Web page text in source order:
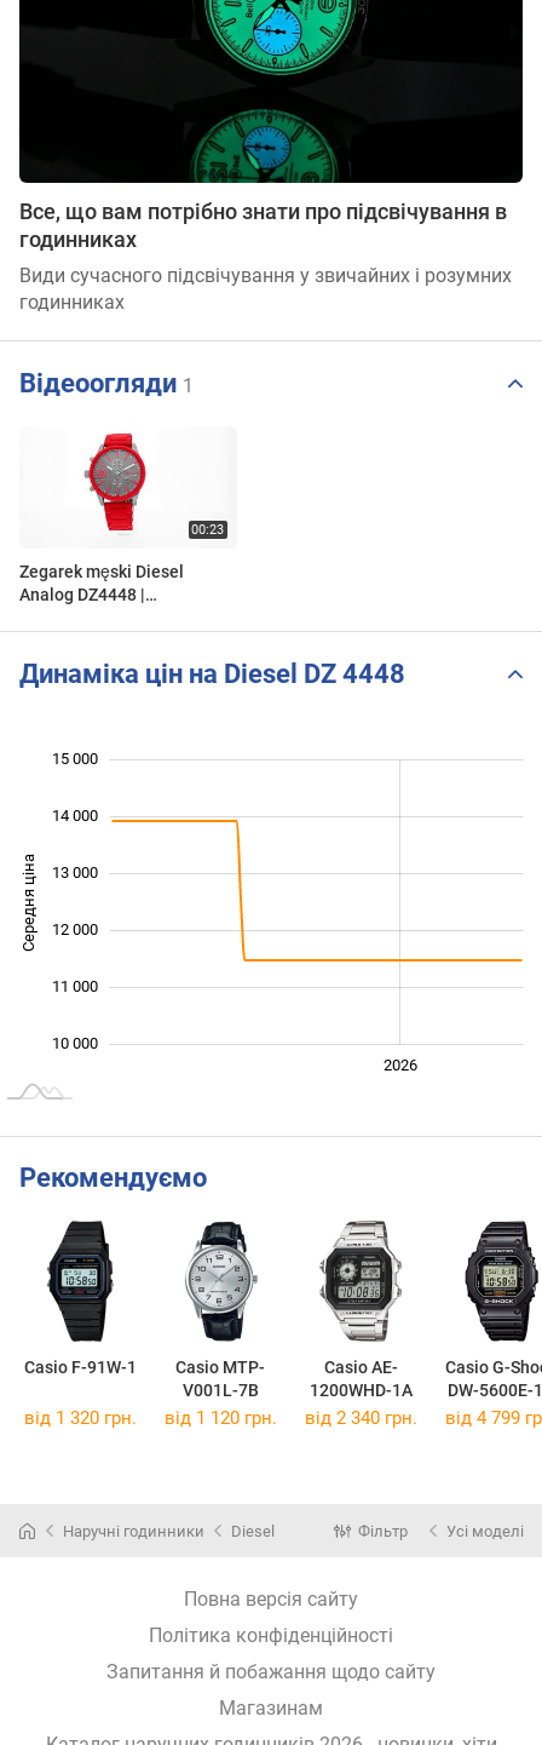
Все, що вам потрібно знати про підсвічування в
годинниках
Види сучасного підсвічування у звичайних і розумних
годинниках
Відеоогляди 1
Zegarek męski Diesel
Analog DZ4448 |
Динаміка цін на Diesel DZ 4448
Середня ціна
10 000
11 000
12 000
13 000
14 000
15 000
2026
Рекомендуємо
Casio F-91W-1
Casio MTP-
V001L-7B
Casio AE-
1200WHD-1A
Casio G-
DW-5600E-
від 1 320 грн. від 1 120 грн. від 2 340 грн. від 4 799
Наручні годинники Diesel Фільтр Усі моделі
Повна версія сайту
Політика конфіденційності
Запитання й побажання щодо сайту
Магазинам